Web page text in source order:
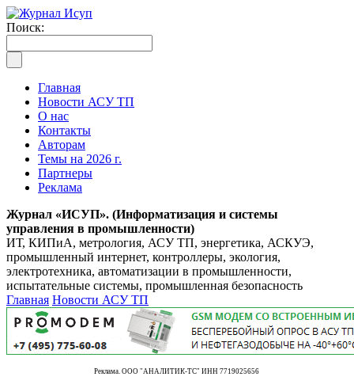
Поиск:
Главная
Новости АСУ ТП
О нас
Контакты
Авторам
Темы на 2026 г.
Партнеры
Реклама
Журнал «ИСУП». (Информатизация и системы
управления в промышленности)
ИТ, КИПиА, метрология, АСУ ТП, энергетика, АСКУЭ,
промышленный интернет, контроллеры, экология,
электротехника, автоматизации в промышленности,
испытательные системы, промышленная безопасность
Главная Новости АСУ ТП
Реклама. ООО "АНАЛИТИК-ТС" ИНН 7719025656